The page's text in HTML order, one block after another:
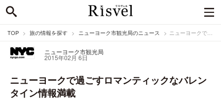
TOP 旅の情報を探す ニューヨーク市観光局のニュース ニューヨークで過ごすロマンティックなバレンタイン情報満載
ニューヨーク市観光局
2015年02月 6日
ニューヨークで過ごすロマンティックなバレン
タイン情報満載